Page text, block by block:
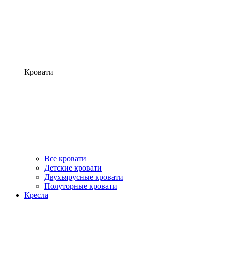
Кровати
Все кровати
Детские кровати
Двухъярусные кровати
Полуторные кровати
Кресла